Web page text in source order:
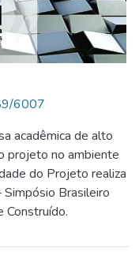
6007
acadêmica de alto
projeto no ambiente
do Projeto realiza
Brasileiro